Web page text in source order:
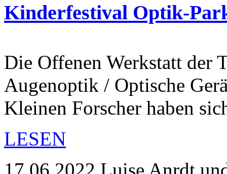
Kinderfestival Optik-
Die Offenen Werkstatt der
Augenoptik / Optische
Kleinen Forscher haben
LESEN